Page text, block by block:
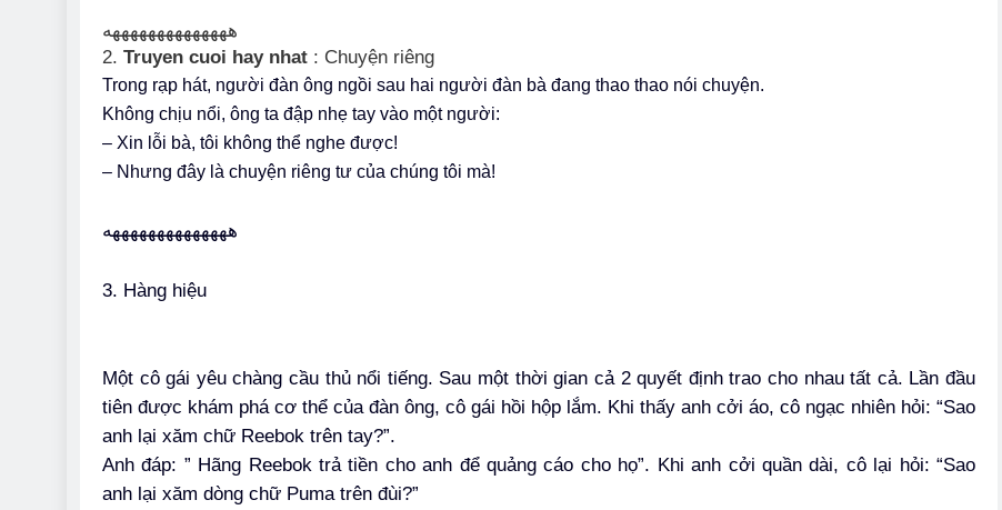
ههههههههههههههه
2. Truyen cuoi hay nhat : Chuyện riêng
Trong rạp hát, người đàn ông ngồi sau hai người đàn bà đang thao thao nói chuyện.
Không chịu nổi, ông ta đập nhẹ tay vào một người:
– Xin lỗi bà, tôi không thể nghe được!
– Nhưng đây là chuyện riêng tư của chúng tôi mà!
ههههههههههههههه
3. Hàng hiệu
Một cô gái yêu chàng cầu thủ nổi tiếng. Sau một thời gian cả 2 quyết định trao cho nhau tất cả. Lần đầu
tiên được khám phá cơ thể của đàn ông, cô gái hồi hộp lắm. Khi thấy anh cởi áo, cô ngạc nhiên hỏi: “Sao
anh lại xăm chữ Reebok trên tay?”.
Anh đáp: ” Hãng Reebok trả tiền cho anh để quảng cáo cho họ”. Khi anh cởi quần dài, cô lại hỏi: “Sao
anh lại xăm dòng chữ Puma trên đùi?”